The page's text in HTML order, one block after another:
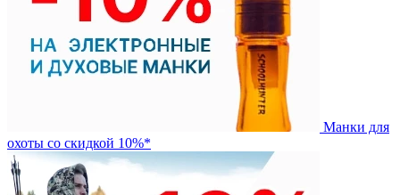
Манки для
охоты со скидкой 10%*